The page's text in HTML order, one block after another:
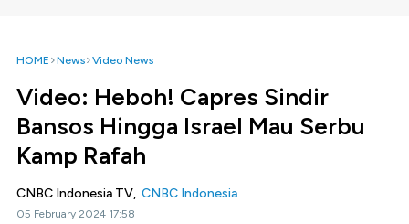
HOME News Video News
Video: Heboh! Capres Sindir
Bansos Hingga Israel Mau Serbu
Kamp Rafah
CNBC Indonesia TV, CNBC Indonesia
05 February 2024 17:58